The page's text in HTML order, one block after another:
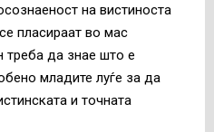
на вистиноста
пласираат во мас
треба да знае што е
младите луѓе за да
и точната